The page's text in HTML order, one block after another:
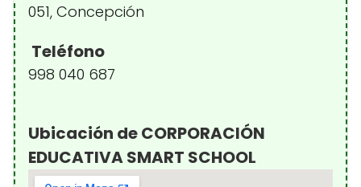
051, Concepción
Teléfono
998 040 687
Ubicación de CORPORACIÓN
EDUCATIVA SMART SCHOOL